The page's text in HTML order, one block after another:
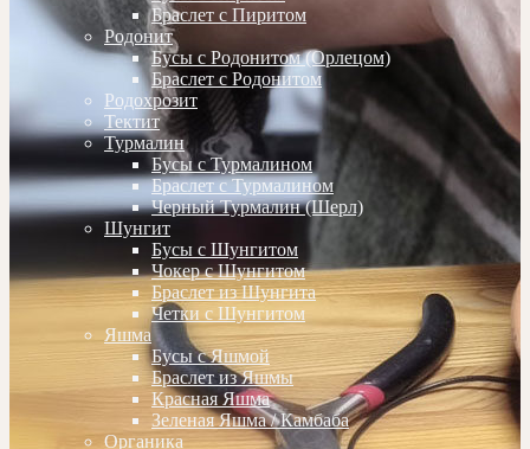
Браслет с Пиритом
Родонит
Бусы с Родонитом (Орлецом)
Браслет с Родонитом
Родохрозит
Тектит
Турмалин
Бусы с Турмалином
Браслет с Турмалином
Черный Турмалин (Шерл)
Шунгит
Бусы с Шунгитом
Чокер с Шунгитом
Браслет из Шунгита
Четки с Шунгитом
Яшма
Бусы с Яшмой
Браслет из Яшмы
Красная Яшма
Зеленая Яшма / Камбаба
Органика